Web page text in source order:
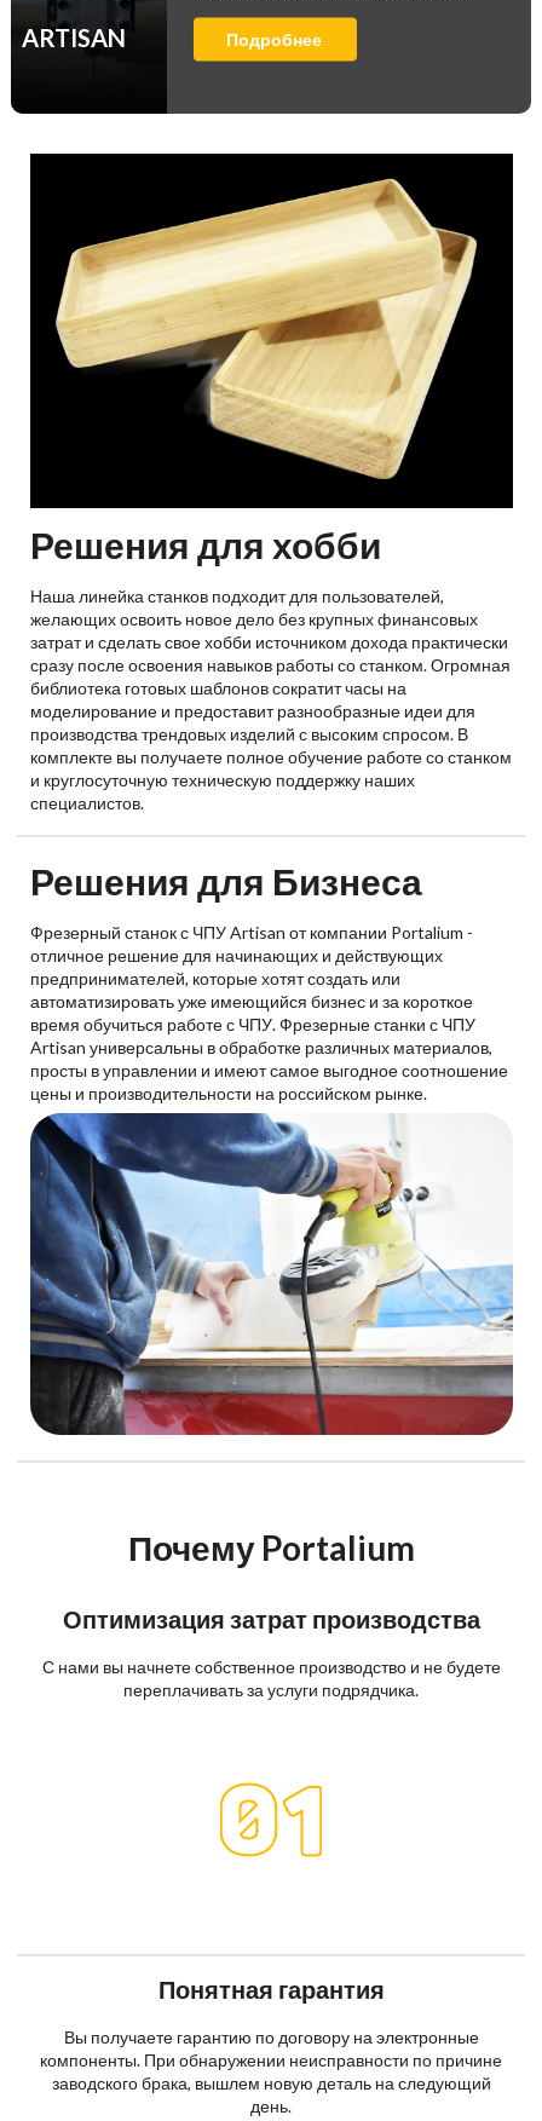
ARTISAN Подробнее
Решения для хобби
Наша линейка станков подходит для пользователей,
желающих освоить новое дело без крупных финансовых
затрат и сделать свое хобби источником дохода практически
сразу после освоения навыков работы со станком. Огромная
библиотека готовых шаблонов сократит часы на
моделирование и предоставит разнообразные идеи для
производства трендовых изделий с высоким спросом. В
комплекте вы получаете полное обучение работе со станком
и круглосуточную техническую поддержку наших
специалистов.
Решения для Бизнеса
Фрезерный станок с ЧПУ Artisan от компании Portalium -
отличное решение для начинающих и действующих
предпринимателей, которые хотят создать или
автоматизировать уже имеющийся бизнес и за короткое
время обучиться работе с ЧПУ. Фрезерные станки с ЧПУ
Artisan универсальны в обработке различных материалов,
просты в управлении и имеют самое выгодное соотношение
цены и производительности на российском рынке.
Почему Portalium
Оптимизация затрат производства
С нами вы начнете собственное производство и не будете
переплачивать за услуги подрядчика.
Понятная гарантия
Вы получаете гарантию по договору на электронные
компоненты. При обнаружении неисправности по причине
заводского брака, вышлем новую деталь на следующий
день.